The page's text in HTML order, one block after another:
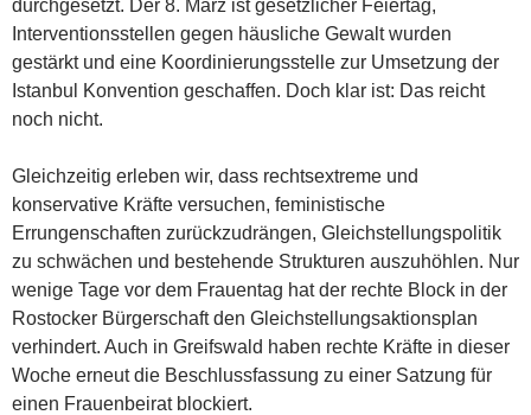
durchgesetzt. Der 8. März ist gesetzlicher Feiertag,
Interventionsstellen gegen häusliche Gewalt wurden
gestärkt und eine Koordinierungsstelle zur Umsetzung der
Istanbul Konvention geschaffen. Doch klar ist: Das reicht
noch nicht.
Gleichzeitig erleben wir, dass rechtsextreme und
konservative Kräfte versuchen, feministische
Errungenschaften zurückzudrängen, Gleichstellungspolitik
zu schwächen und bestehende Strukturen auszuhöhlen. Nur
wenige Tage vor dem Frauentag hat der rechte Block in der
Rostocker Bürgerschaft den Gleichstellungsaktionsplan
verhindert. Auch in Greifswald haben rechte Kräfte in dieser
Woche erneut die Beschlussfassung zu einer Satzung für
einen Frauenbeirat blockiert.